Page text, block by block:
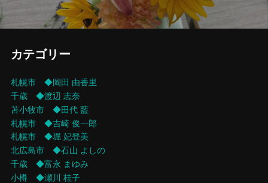
ゲ
ー
ョ
ン
カテゴリー
札幌市 ◆岡田 由香里
千歳 ◆渡辺 志奈
苫小牧市 ◆田代 藍
札幌市 ◆吉崎 俊一郎
札幌市 ◆堀 妃登美
北広島市 ◆石山 よしの
千歳 ◆富永 まゆみ
小樽 ◆瀬川 桂子